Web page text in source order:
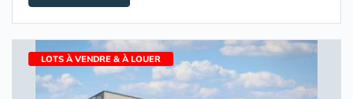
LOTS À VENDRE & À LOUER